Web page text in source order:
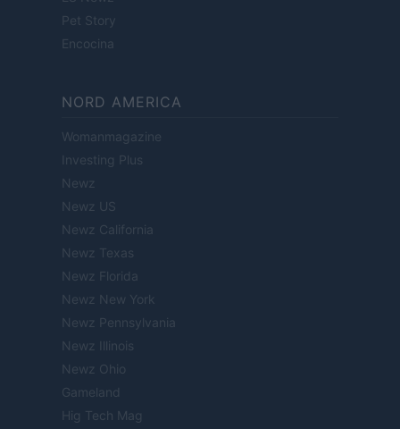
Pet Story
Encocina
NORD AMERICA
Womanmagazine
Investing Plus
Newz
Newz US
Newz California
Newz Texas
Newz Florida
Newz New York
Newz Pennsylvania
Newz Illinois
Newz Ohio
Gameland
Hig Tech Mag